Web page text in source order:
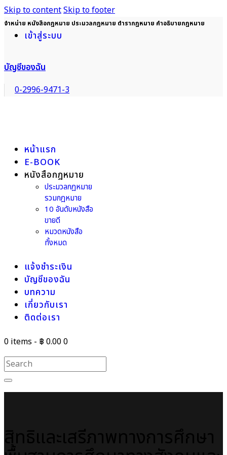
Skip to contentSkip to footer
จำหน่าย หนังสือกฎหมาย ประมวลกฎหมาย ตำรากฎหมาย คำอธิบายกฎหมาย
เข้าสู่ระบบ
บัญชีของฉัน
0-2996-9471-3
หน้าแรก
E-BOOK
หนังสือกฎหมาย
ประมวลกฎหมาย
รวมกฎหมาย
10 อันดับหนังสือ
ขายดี
หมวดหนังสือ
ทั้งหมด
แจ้งชำระเงิน
บัญชีของฉัน
บทความ
เกี่ยวกับเรา
ติดต่อเรา
0 items - ฿ 0.000